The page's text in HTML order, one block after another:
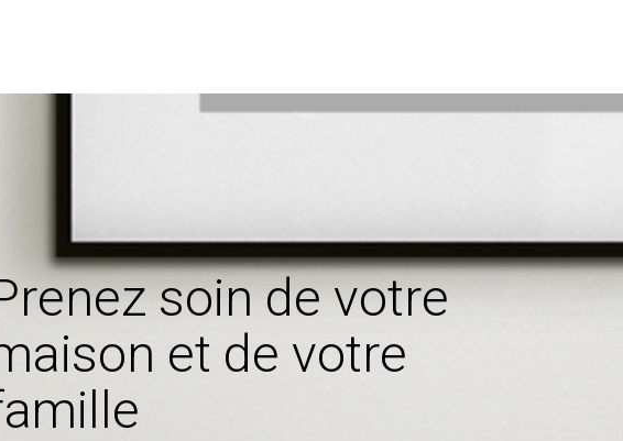
soin de votre
et de votre